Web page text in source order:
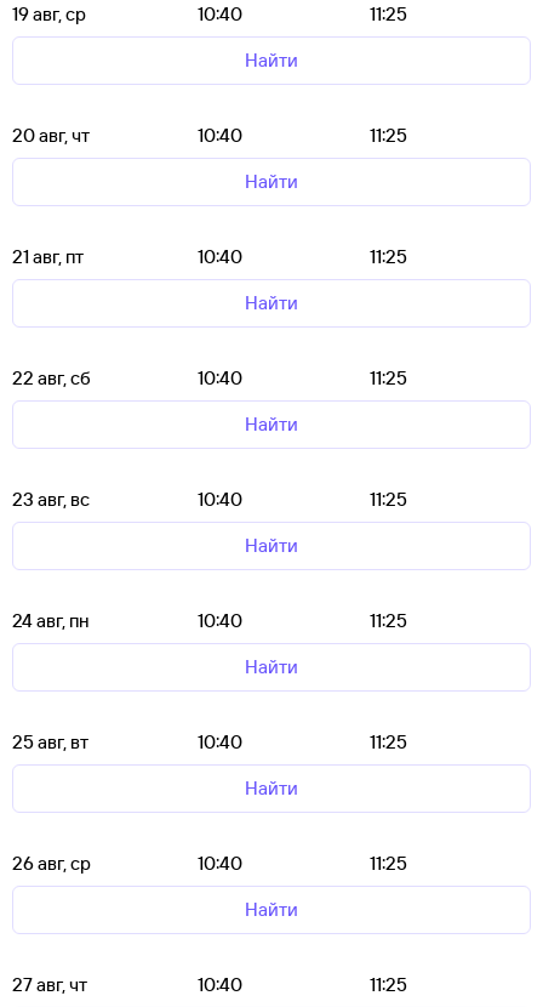
19 авг, ср 10:40
11:25
Найти
20 авг, чт 10:40
11:25
Найти
21 авг, пт 10:40
11:25
Найти
22 авг, сб 10:40
11:25
Найти
23 авг, вс 10:40
11:25
Найти
24 авг, пн 10:40
11:25
Найти
25 авг, вт 10:40
11:25
Найти
26 авг, ср 10:40
11:25
Найти
27 авг, чт 10:40
11:25